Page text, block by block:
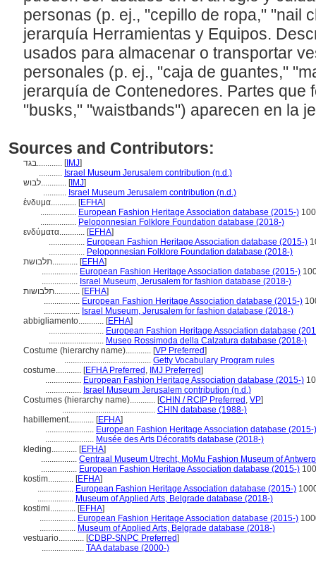
personas (p. ej., "cepillo de ropa," "nail
jerarquía Herramientas y Equipos.
usados para almacenar o transportar
personales (p. ej., "caja de guantes,"
jerarquía de Contenedores. Partes que
"busks," "waistbands") aparecen en la
Sources and Contributors:
בגד............ [IMJ]
........... Israel Museum Jerusalem contribution (n.d.)
לבוש............ [IMJ]
........... Israel Museum Jerusalem contribution (n.d.)
ένδυμα............ [EFHA]
................. European Fashion Heritage Association database (2015-)
................. Peloponnesian Folklore Foundation database (2018-)
ενδύματα............ [EFHA]
................. European Fashion Heritage Association database (2015-)
................. Peloponnesian Folklore Foundation database (2018-)
תלבושת............ [EFHA]
................. European Fashion Heritage Association database (2015-)
................. Israel Museum, Jerusalem for fashion database (2018-)
תלבושות............ [EFHA]
................. European Fashion Heritage Association database (2015-)
................. Israel Museum, Jerusalem for fashion database (2018-)
abbigliamento............ [EFHA]
.......................... European Fashion Heritage Association database
.......................... Museo Rossimoda della Calzatura database (2018-)
Costume (hierarchy name)............ [VP Preferred]
......................................... Getty Vocabulary Program rules
costume............ [EFHA Preferred , IMJ Preferred]
................. European Fashion Heritage Association database (2015-)
................. Israel Museum Jerusalem contribution (n.d.)
Costumes (hierarchy name)............ [CHIN / RCIP Preferred , VP]
............................................ CHIN database (1988-)
habillement............ [EFHA]
....................... European Fashion Heritage Association database (2015-)
....................... Musée des Arts Décoratifs database (2018-)
kleding............ [EFHA]
................. Centraal Museum Utrecht, MoMu Fashion Museum of
................. European Fashion Heritage Association database (2015-)
kostim............ [EFHA]
................. European Fashion Heritage Association database (2015-)
................. Museum of Applied Arts, Belgrade database (2018-)
kostimi............ [EFHA]
................. European Fashion Heritage Association database (2015-)
................. Museum of Applied Arts, Belgrade database (2018-)
vestuario............ [CDBP-SNPC Preferred]
.................... TAA database (2000-)